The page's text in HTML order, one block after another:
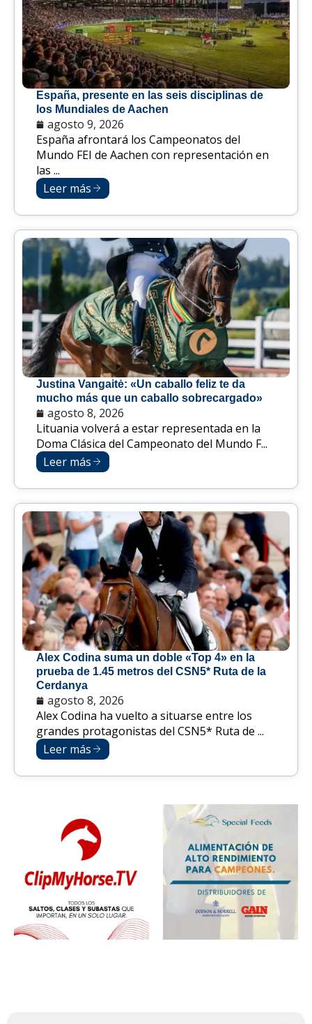
España, presente en las seis disciplinas de
los Mundiales de Aachen
agosto 9, 2026
España afrontará los Campeonatos del
Mundo FEI de Aachen con representación en
las ...
Leer más
Justina Vangaitė: «Un caballo feliz te da
mucho más que un caballo sobrecargado»
agosto 8, 2026
Lituania volverá a estar representada en la
Doma Clásica del Campeonato del Mundo F...
Leer más
Alex Codina suma un doble «Top 4» en la
prueba de 1.45 metros del CSN5* Ruta de la
Cerdanya
agosto 8, 2026
Alex Codina ha vuelto a situarse entre los
grandes protagonistas del CSN5* Ruta de ...
Leer más